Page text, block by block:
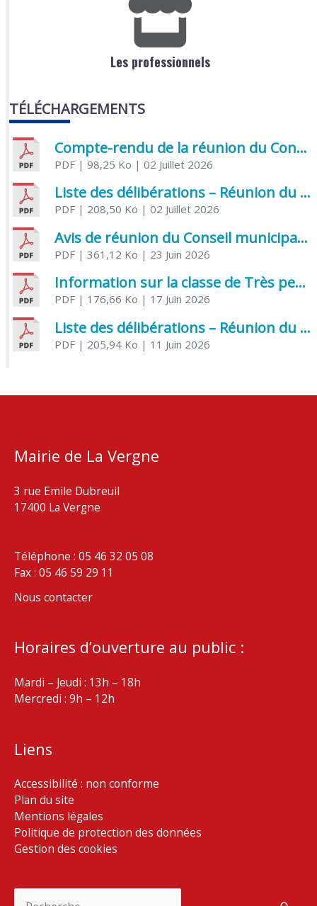
Les professionnels
TÉLÉCHARGEMENTS
Compte-rendu de la réunion du Conseil municipal du 05 juin 2026
PDF| 98,25 Ko | 02 Juillet 2026
Liste des délibérations – Réunion du Conseil municipal du 1er juillet 2026
PDF| 208,50 Ko | 02 Juillet 2026
Avis de réunion du Conseil municipal du 1er juillet 2026
PDF| 361,12 Ko | 23 Juin 2026
Information sur la classe de Très petite section à Saint Jean d’Angély
PDF| 176,66 Ko | 17 Juin 2026
Liste des délibérations – Réunion du Conseil municipal du 05 juin 2026
PDF| 205,94 Ko | 11 Juin 2026
Mairie de La Vergne
3 rue Emile Dubreuil
17400 La Vergne
Téléphone : 05 46 32 05 08
Fax : 05 46 59 29 11
Nous contacter
Horaires d’ouverture au public :
Mardi – Jeudi : 13h – 18h
Mercredi : 9h – 12h
Liens
Accessibilité : non conforme
Plan du site
Mentions légales
Politique de protection des données
Gestion des cookies